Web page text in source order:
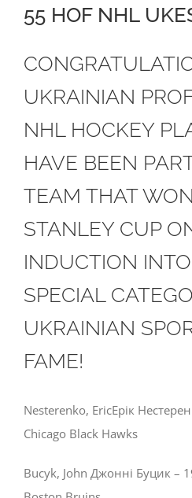
55 HOF NHL
UKRAINIAN
NHL HOCKEY
HAVE BEEN
TEAM THAT
STANLEY CUP
INDUCTION
SPECIAL
UKRAINIAN
FAME!
Nesterenko, EricЕрік
Chicago Black Hawks
Bucyk, John Джонні Буцик –